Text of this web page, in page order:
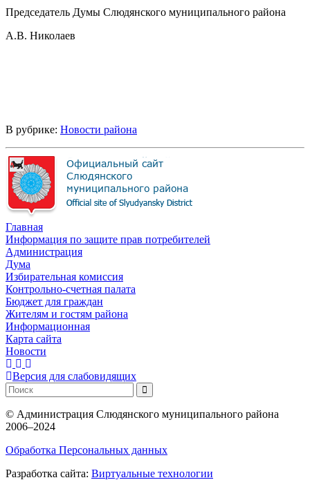
Председатель Думы Слюдянского муниципального района
А.В. Николаев
В рубрике: Новости района
Главная
Информация по защите прав потребителей
Администрация
Дума
Избирательная комиссия
Контрольно-счетная палата
Бюджет для граждан
Жителям и гостям района
Информационная
Карта сайта
Новости
Версия для слабовидящих
© Администрация Слюдянского муниципального района
2006–2024
Обработка Персональных данных
Разработка сайта: Виртуальные технологии